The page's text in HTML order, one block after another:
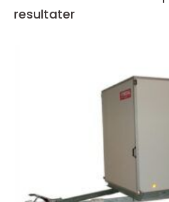
resultater